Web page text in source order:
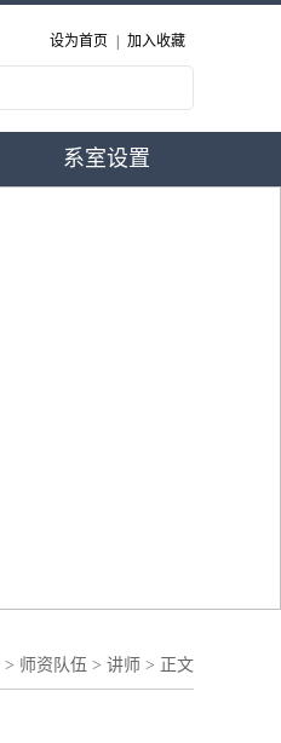
设为首页 加入收藏
系室设置
> 师资队伍 > 讲师 > 正文